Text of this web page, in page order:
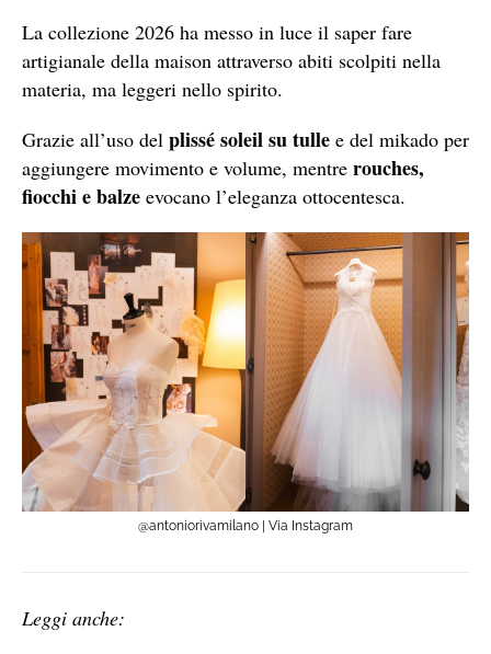
La collezione 2026 ha messo in luce il saper fare
artigianale della maison attraverso abiti scolpiti nella
materia, ma leggeri nello spirito.
Grazie all’uso del plissé soleil su tulle e del mikado per
aggiungere movimento e volume, mentre rouches,
fiocchi e balze evocano l’eleganza ottocentesca.
@antoniorivamilano | Via Instagram
Leggi anche: